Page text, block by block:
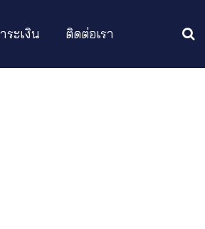
ระเงิน ติดต่อเรา